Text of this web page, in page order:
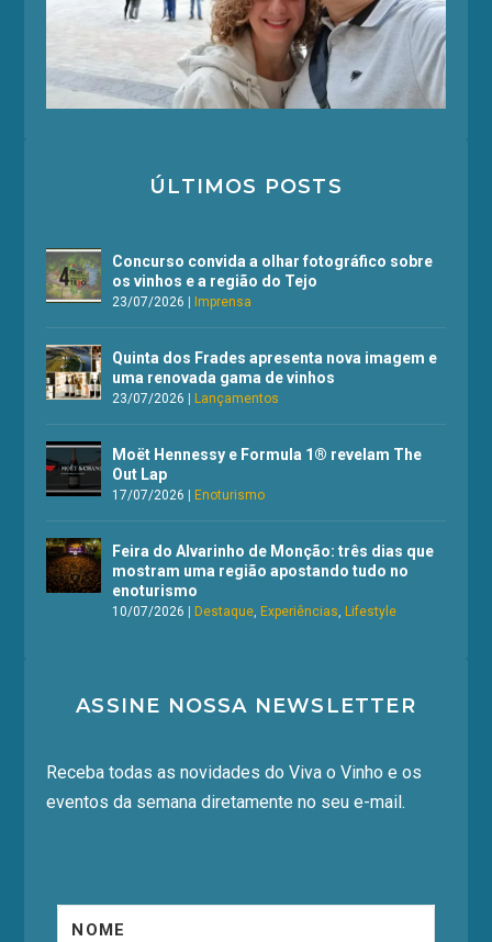
ÚLTIMOS POSTS
Concurso convida a olhar fotográfico sobre
os vinhos e a região do Tejo
23/07/2026 |Imprensa
Quinta dos Frades apresenta nova imagem e
uma renovada gama de vinhos
23/07/2026 |Lançamentos
Moët Hennessy e Formula 1® revelam The
Out Lap
17/07/2026 |Enoturismo
Feira do Alvarinho de Monção: três dias que
mostram uma região apostando tudo no
enoturismo
10/07/2026 |Destaque ,Experiências ,Lifestyle
ASSINE NOSSA NEWSLETTER
Receba todas as novidades do Viva o Vinho e os
eventos da semana diretamente no seu e-mail.